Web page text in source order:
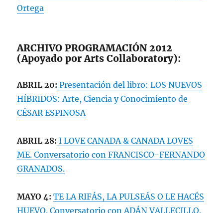
Ortega
ARCHIVO PROGRAMACIÓN 2012
(Apoyado por Arts Collaboratory):
ABRIL 20: Presentación del libro: LOS NUEVOS
HÍBRIDOS: Arte, Ciencia y Conocimiento de
CÉSAR ESPINOSA
ABRIL 28: I LOVE CANADA & CANADA LOVES
ME. Conversatorio con FRANCISCO-FERNANDO
GRANADOS.
MAYO 4: TE LA RIFÁS, LA PULSEÁS O LE HACÉS
HUEVO. Conversatorio con ADÁN VALLECILLO.